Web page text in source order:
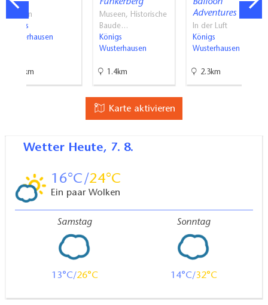
Radwander- und Wanderkarte "Naturpark Dahme-
Heideseen" Ausflüge zwischen Märkisch Buchholz,
Teupitz, Königs Wusterhausen, Storkow (Mark),
um
Museen
Königs
Wusterhausen
0.8km
Funkerberg
Museen, Historische
Baude…
Königs
Wusterhausen
1.4km
Balloon
Adventures
In der Luft
Königs
Wusterhausen
2.3km
Karte aktivieren
Wetter Heute, 7. 8.
16 24
Ein paar Wolken
Samstag
13 26
Sonntag
14 32